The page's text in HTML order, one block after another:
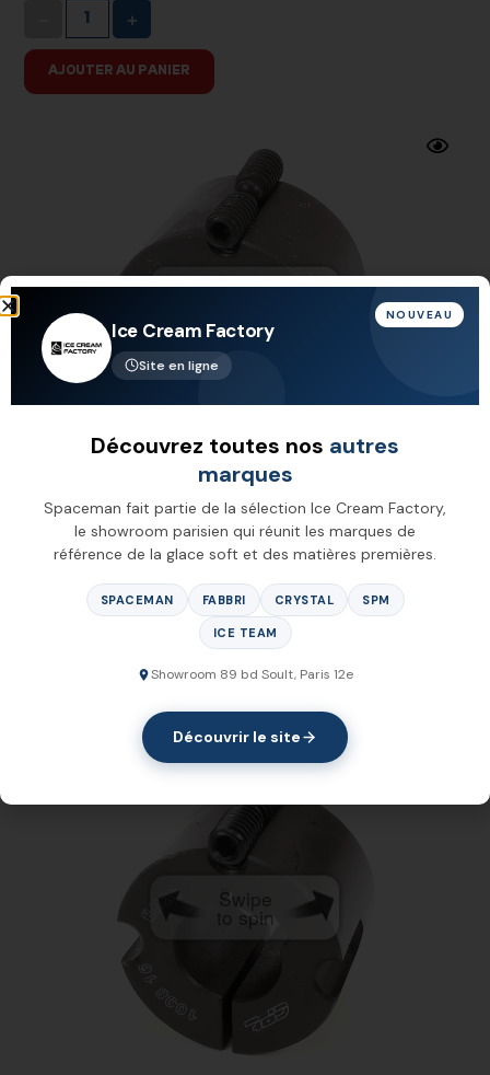
+
AJOUTER AU PANIER
Swipe
Douille - 1108-16
AJOUTER AU PANIER
Swipe
to spin
NOUVEAU
Ice Cream Factory
Site en ligne
Découvrez toutes nos autres
marques
Spaceman fait partie de la sélection Ice Cream Factory,
le showroom parisien qui réunit les marques de
référence de la glace soft et des matières premières.
SPACEMAN FABBRI CRYSTAL SPM
ICE TEAM
Showroom 89 bd Soult, Paris 12e
Découvrir le site